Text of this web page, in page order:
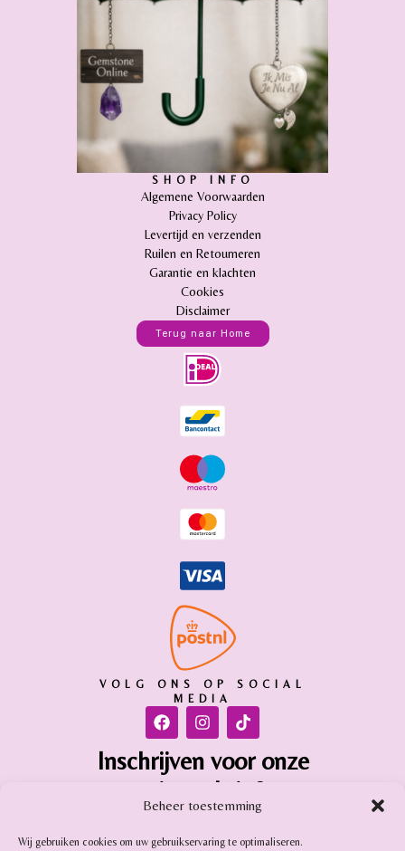
Beheer toestemming
Wij gebruiken cookies om uw gebruikservaring te optimaliseren.
SHOP INFO
Algemene Voorwaarden
Privacy Policy
Levertijd en verzenden
Ruilen en Retourneren
Garantie en klachten
Cookies
Disclaimer
Terug naar Home
VOLG ONS OP SOCIAL
MEDIA
Inschrijven voor onze
nieuwsbrief